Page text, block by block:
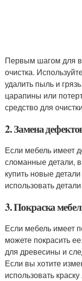
Первым шагом для
очистка.
удалить пыль и
царапины или
средство для
2. Замена
Если мебель имеет
сломанные детали,
купить новые
использовать
3. Покраска
Если мебель имеет
можете покрасить
для древесины и
Если вы хотите
использовать